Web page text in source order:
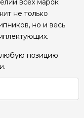
всех марок
не только
но и весь
любую позицию